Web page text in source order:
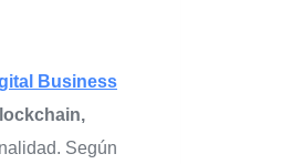
Business
Según